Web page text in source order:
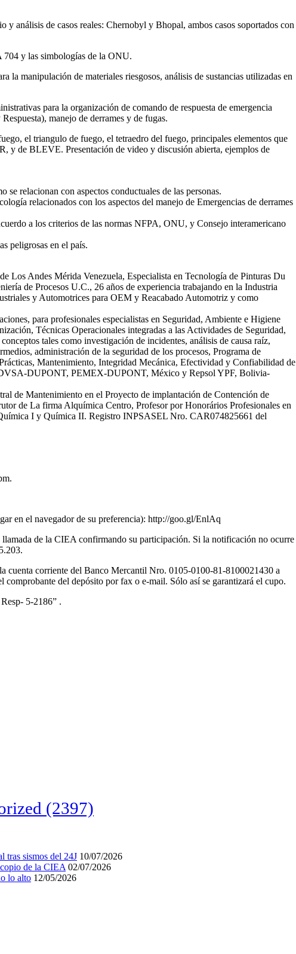
análisis de casos reales: Chernobyl y Bhopal, ambos casos soportados con
704 y las simbologías de la ONU.
la manipulación de materiales riesgosos, análisis de sustancias utilizadas en
para la organización de comando de respuesta de emergencia
manejo de derrames y de fugas.
el triangulo de fuego, el tetraedro del fuego, principales elementos que
y de BLEVE. Presentación de video y discusión abierta, ejemplos de
se relacionan con aspectos conductuales de las personas.
relacionados con los aspectos del manejo de Emergencias de derrames
a los criterios de las normas NFPA, ONU, y Consejo interamericano
peligrosas en el país.
Andes Mérida Venezuela, Especialista en Tecnología de Pinturas Du
de Procesos U.C., 26 años de experiencia trabajando en la Industria
y Automotrices para OEM y Reacabado Automotriz y como
para profesionales especialistas en Seguridad, Ambiente e Higiene
Técnicas Operacionales integradas a las Actividades de Seguridad,
tales como investigación de incidentes, análisis de causa raíz,
administración de la seguridad de los procesos, Programa de
Mantenimiento, Integridad Mecánica, Efectividad y Confiabilidad de
DUPONT, PEMEX-DUPONT, México y Repsol YPF, Bolivia-
de Mantenimiento en el Proyecto de implantación de Contención de
de La firma Alquímica Centro, Profesor por Honorários Profesionales en
I y Química II. Registro INPSASEL Nro. CAR074825661 del
en el navegador de su preferencia): http://goo.gl/EnlAq
de la CIEA confirmando su participación. Si la notificación no ocurre
cuenta corriente del Banco Mercantil Nro. 0105-0100-81-8100021430 a
del depósito por fax o e-mail. Sólo así se garantizará el cupo.
5-2186” .
(2397)
tras sismos del 24J 10/07/2026
de la CIEA 02/07/2026
lo alto 12/05/2026